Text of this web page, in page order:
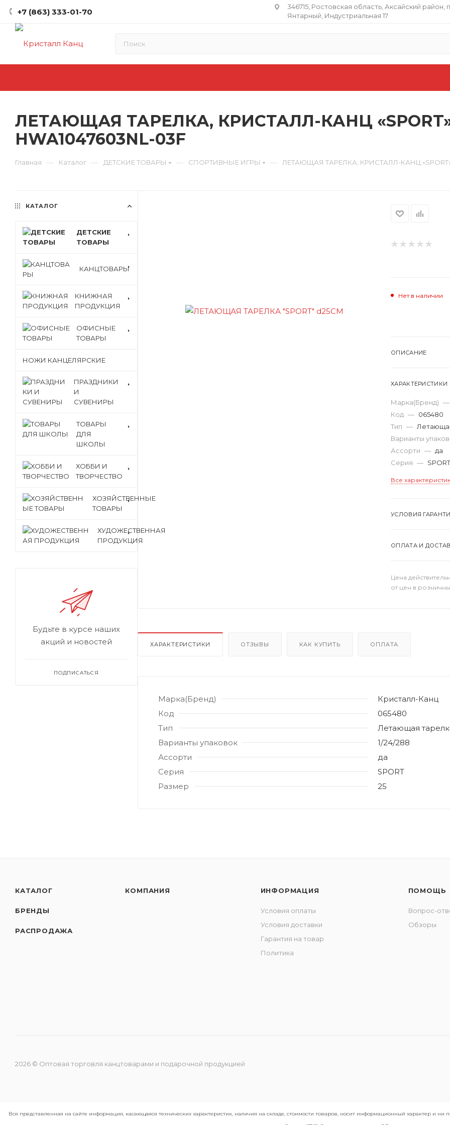
+7 (863) 333-01-70
346715, Ростовская область​, Аксайский район,
Янтарный, Индустриальная 17
ЛЕТАЮЩАЯ ТАРЕЛКА, КРИСТАЛЛ-КАНЦ
HWA1047603NL-03F
Главная — Каталог — ДЕТСКИЕ ТОВАРЫ — СПОРТИВНЫЕ ИГРЫ — ЛЕТАЮЩАЯ ТАРЕЛКА, КРИСТАЛЛ-КАНЦ
Нет в наличии
ОПИСАНИЕ
ХАРАКТЕРИСТИКИ
Марка(Бренд) —
Код — 065480
Тип —
Варианты
Ассорти — да
Серия — SPORT
Все
УСЛОВИЯ
ОПЛАТА И
Цена
от цен в
ХАРАКТЕРИСТИКИ ОТЗЫВЫ КАК КУПИТЬ ОПЛАТА
Марка(Бренд)
Кристалл-Канц
Код
065480
Тип
Летающая
Варианты упаковок
1/24/288
Ассорти
да
Серия
SPORT
Размер
25
КАТАЛОГ
ДЕТСКИЕ
ТОВАРЫ
КАНЦТОВАРЫ
КНИЖНАЯ
ПРОДУКЦИЯ
ОФИСНЫЕ
ТОВАРЫ
НОЖИ КАНЦЕЛЯРСКИЕ
ПРАЗДНИКИ
И
СУВЕНИРЫ
ТОВАРЫ
ДЛЯ
ШКОЛЫ
ХОББИ И
ТВОРЧЕСТВО
ХОЗЯЙСТВЕННЫЕ
ТОВАРЫ
ХУДОЖЕСТВЕННАЯ
ПРОДУКЦИЯ
Будьте в курсе наших
акций и новостей
ПОДПИСАТЬСЯ
КАТАЛОГ
БРЕНДЫ
РАСПРОДАЖА
КОМПАНИЯ ИНФОРМАЦИЯ
Условия оплаты
Условия доставки
Гарантия на товар
Политика
ПОМОЩЬ
Вопрос-
Обзоры
2026 © Оптовая торговля канцтоварами и подарочной продукцией
Вся представленная на сайте информация, касающаяся технических характеристик, наличия на складе, стоимости товаров, носит информационный характер и